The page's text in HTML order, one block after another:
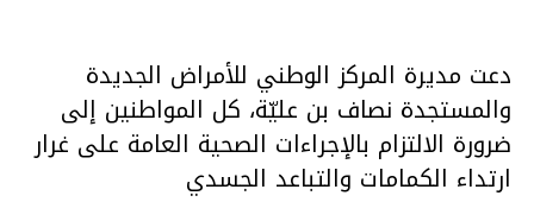
دعت مديرة المركز الوطني للأمراض الجديدة
والمستجدة نصاف بن عليّة، كل المواطنين إلى
ضرورة الالتزام بالإجراءات الصحية العامة على غرار
ارتداء الكمامات والتباعد الجسدي